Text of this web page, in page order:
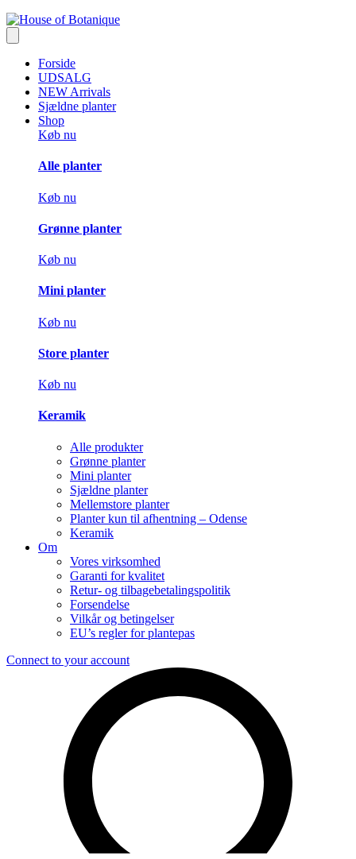
Forside
UDSALG
NEW Arrivals
Sjældne planter
Shop
Køb nu
Alle planter
Køb nu
Grønne planter
Køb nu
Mini planter
Køb nu
Store planter
Køb nu
Keramik
Alle produkter
Grønne planter
Mini planter
Sjældne planter
Mellemstore planter
Planter kun til afhentning – Odense
Keramik
Om
Vores virksomhed
Garanti for kvalitet
Retur- og tilbagebetalingspolitik
Forsendelse
Vilkår og betingelser
EU’s regler for plantepas
Connect to your account